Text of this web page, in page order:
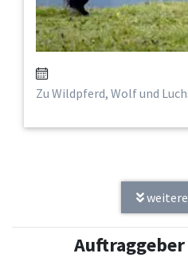
Zu Wildpferd, Wolf und